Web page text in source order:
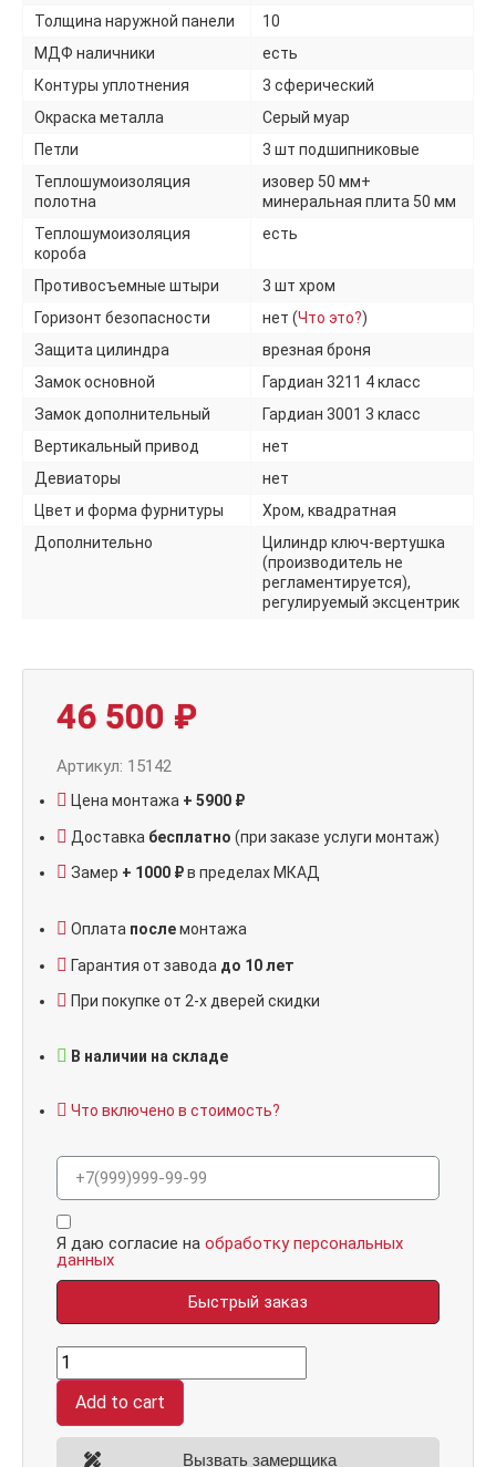
Толщина наружной панели
10
МДФ наличники
есть
Контуры уплотнения
3 сферический
Окраска металла
Серый муар
Петли
3 шт подшипниковые
Теплошумоизоляция
полотна
изовер 50 мм+
минеральная плита 50 мм
Теплошумоизоляция
короба
есть
Противосъемные штыри
3 шт хром
Горизонт безопасности
нет (Что это?)
Защита цилиндра
врезная броня
Замок основной
Гардиан 3211 4 класс
Замок дополнительный
Гардиан 3001 3 класс
Вертикальный привод
нет
Девиаторы
нет
Цвет и форма фурнитуры
Хром, квадратная
Дополнительно
Цилиндр ключ-вертушка
(производитель не
регламентируется),
регулируемый эксцентрик
46 500 ₽
Артикул: 15142
Цена монтажа + 5900 ₽
Доставка бесплатно (при заказе услуги монтаж)
Замер + 1000 ₽в пределах МКАД
Оплата послемонтажа
Гарантия от завода до 10 лет
При покупке от 2-х дверей скидки
В наличии на складе
Что включено в стоимость?
Я даю согласие на обработку персональных
данных
Быстрый заказ
Ультра
C3,
панель
083
Белый
софт
зеркало
Add to cart
Вызвать замерщика